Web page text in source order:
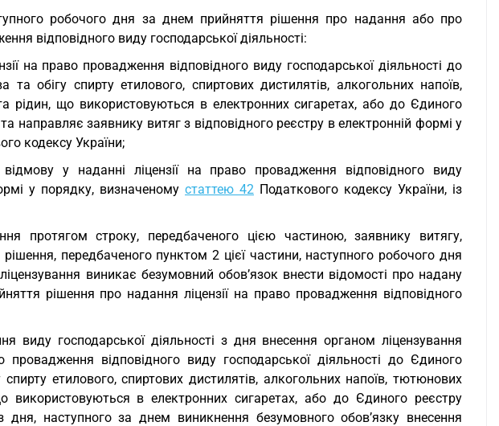
робочого дня за днем прийняття рішення про надання або про
відповідного виду господарської діяльності:
на право провадження відповідного виду господарської діяльності до
та обігу спирту етилового, спиртових дистилятів, алкогольних напоїв,
рідин, що використовуються в електронних сигаретах, або до Єдиного
та направляє заявнику витяг з відповідного реєстру в електронній формі у
кодексу України;
у наданні ліцензії на право провадження відповідного виду
у порядку, визначеному статтею 42 Податкового кодексу України, із
протягом строку, передбаченого цією частиною, заявнику витягу,
передбаченого пунктом 2 цієї частини, наступного робочого дня
виникає безумовний обов’язок внести відомості про надану
рішення про надання ліцензії на право провадження відповідного
виду господарської діяльності з дня внесення органом ліцензування
відповідного виду господарської діяльності до Єдиного
спирту етилового, спиртових дистилятів, алкогольних напоїв, тютюнових
використовуються в електронних сигаретах, або до Єдиного реєстру
дня, наступного за днем виникнення безумовного обов’язку внесення